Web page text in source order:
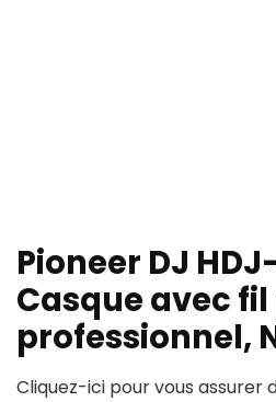
Pioneer DJ
Casque avec fil
professionnel,
Cliquez-ici pour vous assurer